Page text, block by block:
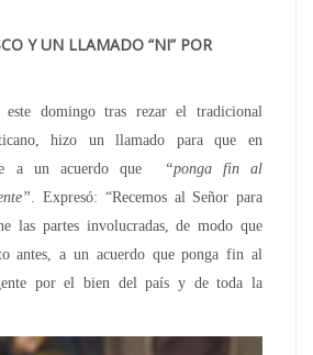
Y UN LLAMADO “NI” POR
este domingo tras rezar el tradicional
hizo un llamado para que en
a un acuerdo que “ponga fin al
. Expresó: “Recemos al Señor para
las partes involucradas, de modo que
antes, a un acuerdo que ponga fin al
por el bien del país y de toda la